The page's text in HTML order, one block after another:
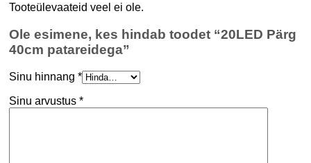
Tooteülevaateid veel ei ole.
Ole esimene, kes hindab toodet “20LED Pärg
40cm patareidega”
Sinu hinnang *
Sinu arvustus *